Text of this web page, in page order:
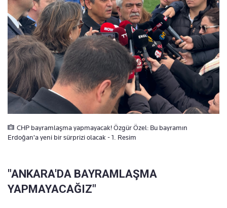
CHP bayramlaşma yapmayacak! Özgür Özel: Bu bayramın
Erdoğan'a yeni bir sürprizi olacak - 1. Resim
"ANKARA'DA BAYRAMLAŞMA
YAPMAYACAĞIZ"